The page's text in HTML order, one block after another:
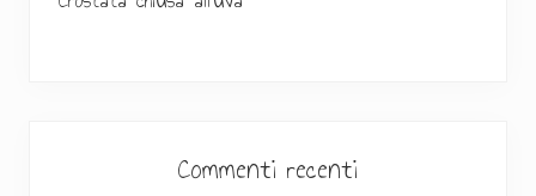
Commenti recenti